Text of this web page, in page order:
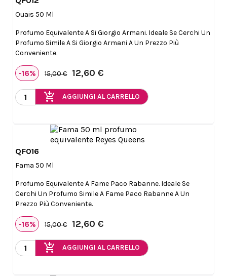
Ouais 50 Ml
Profumo Equivalente A Si Giorgio Armani. Ideale Se Cerchi Un
Profumo Simile A Si Giorgio Armani A Un Prezzo Più
Conveniente.
-16% 15,00 € 12,60 €
add_shopping_cart AGGIUNGI AL CARRELLO
QF016
Fama 50 Ml
Profumo Equivalente A Fame Paco Rabanne. Ideale Se
Cerchi Un Profumo Simile A Fame Paco Rabanne A Un
Prezzo Più Conveniente.
-16% 15,00 € 12,60 €
add_shopping_cart AGGIUNGI AL CARRELLO